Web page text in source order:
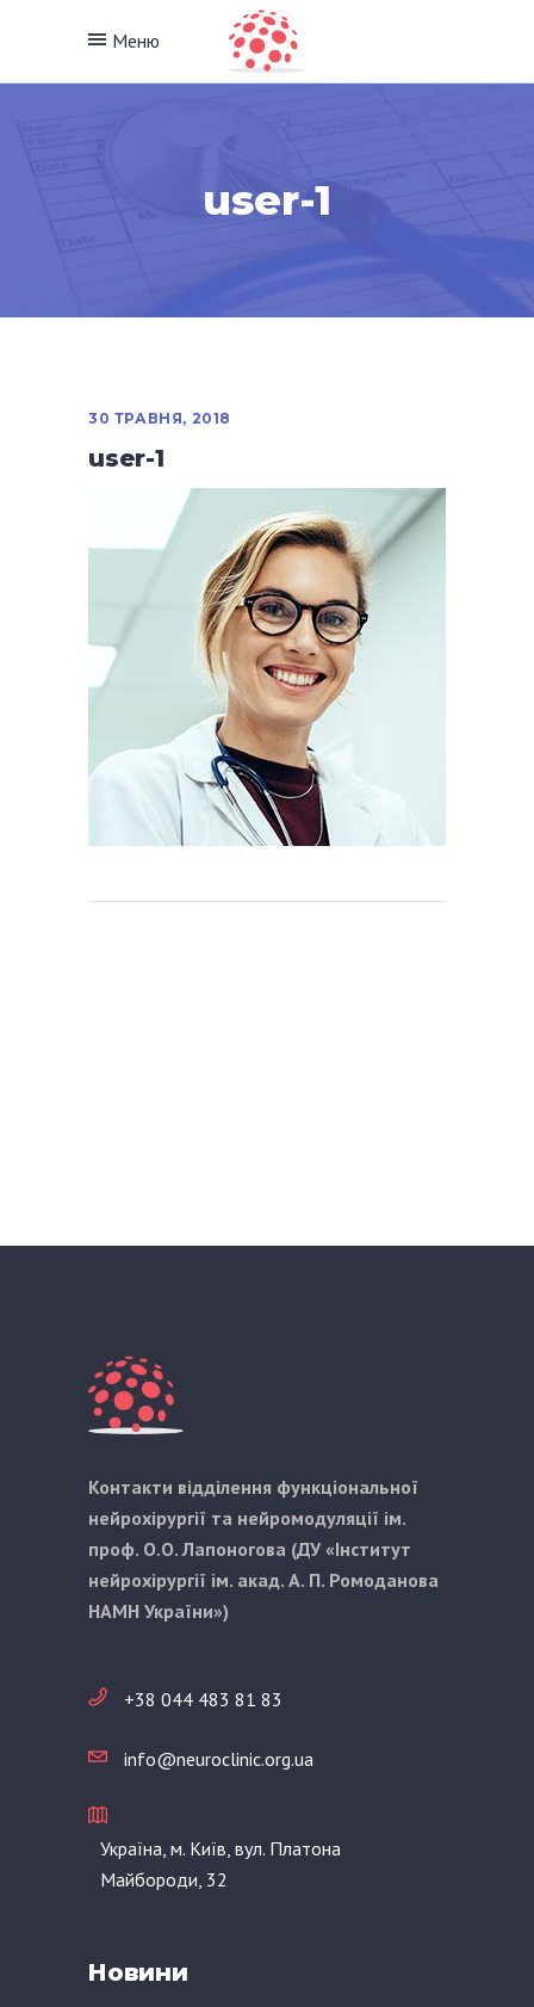
Меню
user-1
30 ТРАВНЯ, 2018
user-1
Контакти відділення функціональної
нейрохірургії та нейромодуляції ім.
проф. О.О. Лапоногова (ДУ «Інститут
нейрохірургії ім. акад. А. П. Ромоданова
НАМН України»)
+38 044 483 81 83
info@neuroclinic.org.ua
Україна, м. Київ, вул. Платона
Майбороди, 32
Новини